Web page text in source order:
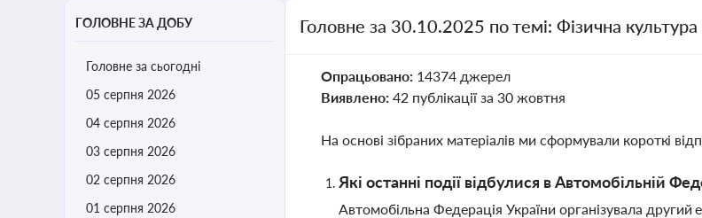
ГОЛОВНЕ ЗА ДОБУ
Головне за сьогодні
05 серпня 2026
04 серпня 2026
03 серпня 2026
02 серпня 2026
01 серпня 2026
Головне за 30.10.2025 по темі: Фізична культура
Опрацьовано: 14374 джерел
Виявлено: 42 публікації за 30 жовтня
На основі зібраних матеріалів ми сформували короткі
Які останні події відбулися в Автомобільній
Автомобільна Федерація України організувала